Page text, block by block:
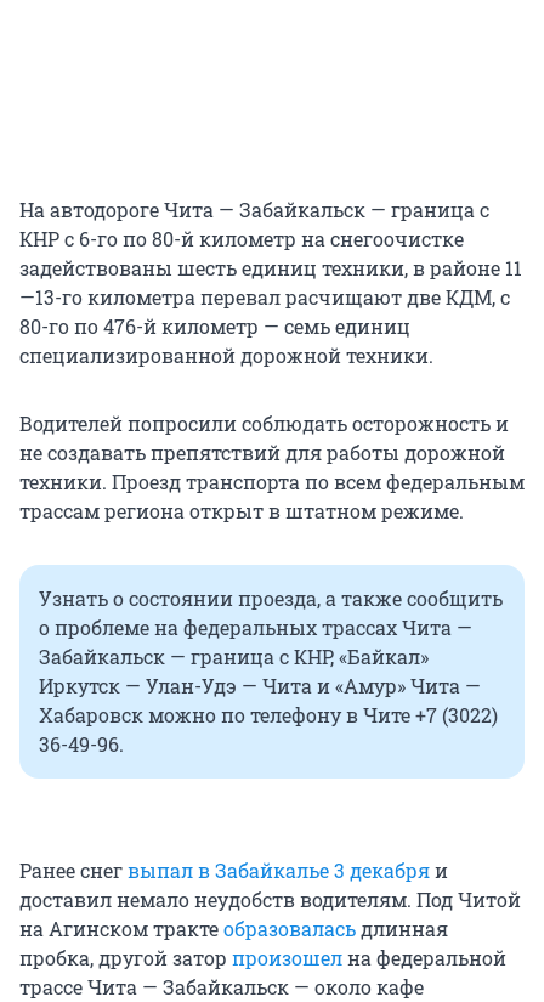
На автодороге Чита — Забайкальск — граница с
КНР с 6-го по 80-й километр на снегоочистке
задействованы шесть единиц техники, в районе 11
—13-го километра перевал расчищают две КДМ, с
80-го по 476-й километр — семь единиц
специализированной дорожной техники.
Водителей попросили соблюдать осторожность и
не создавать препятствий для работы дорожной
техники. Проезд транспорта по всем федеральным
трассам региона открыт в штатном режиме.
Узнать о состоянии проезда, а также сообщить
о проблеме на федеральных трассах Чита —
Забайкальск — граница с КНР, «Байкал»
Иркутск — Улан-Удэ — Чита и «Амур» Чита —
Хабаровск можно по телефону в Чите +7 (3022)
36-49-96.
Ранее снегвыпал в Забайкалье 3 декабряи
доставил немало неудобств водителям. Под Читой
на Агинском трактеобразоваласьдлинная
пробка, другой затор произошелна федеральной
трассе Чита — Забайкальск — около кафе